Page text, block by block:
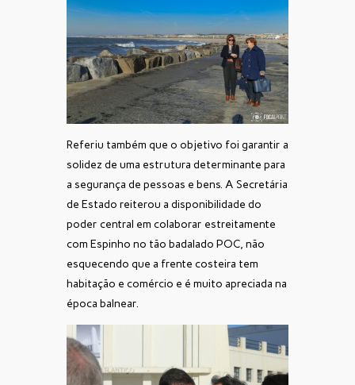
Referiu também que o objetivo foi garantir a
solidez de uma estrutura determinante para
a segurança de pessoas e bens. A Secretária
de Estado reiterou a disponibilidade do
poder central em colaborar estreitamente
com Espinho no tão badalado POC, não
esquecendo que a frente costeira tem
habitação e comércio e é muito apreciada na
época balnear.